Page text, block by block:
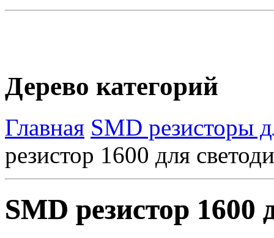
Дерево категорий
Главная SMD резисторы
резистор 1600 для
SMD резистор 1600